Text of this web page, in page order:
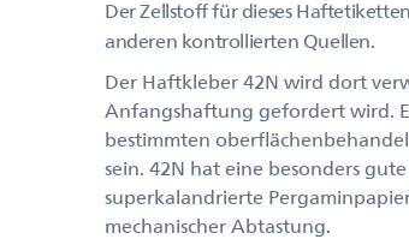
Der Zellstoff für dieses
anderen kontrollierten Quellen.
Der Haftkleber 42N wird dort
Anfangshaftung gefordert wird.
bestimmten
sein. 42N hat eine besonders
superkalandrierte
mechanischer Abtastung.